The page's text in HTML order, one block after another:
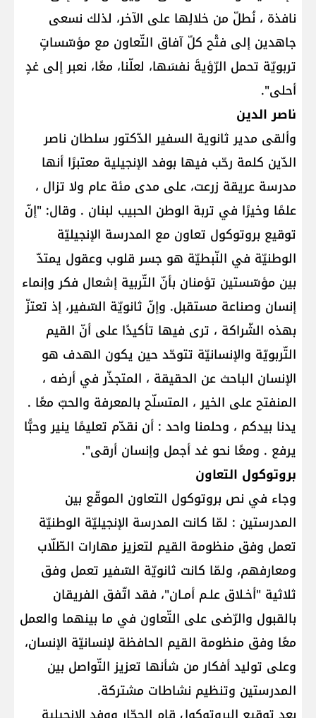
نافذة ، نُطلّ من خلالِها على الآخر، لذلك نسعى
جاهدين إلى فتْح كلّ آفاق التّعاون مع مؤسّساتٍ
تربويّة تحمل الرّؤيةَ نفسَها، لعلّنا، معًا، نعبر إلى غدٍ
أحلى".
ناصر الدين
وألقى مدير ثانوية السفير الدّكتور سلطان ناصر
الدّين كلمة رحّب فيها بوفد الإنجيلية معتبرًا أنها
مدرسة عريقة زرعت، على مدى مئة عام ولا تزال ،
علمًا وخيرًا في تربة الوطن الحبيب لبنان . وقال: "إنّ
توقيع بروتوكول تعاون مع المدرسة الإنجيليّة
الوطنيّة في النّبطيّة هو جسر قلوب وعقول يمتدّ
بين مؤسّستين تؤمنان بأنّ التّربية إشعال فكر وإنماء
إنسان وصناعة مستقبل. وإنّ ثانويّة السّفير، إذ تعتزّ
بهذه الشّراكة ، ترى فيها تأكيدًا على أنّ القيم
التّربويّة والإنسانيّة تتوحّد حين يكون الهدف هو
الإنسان الباحث عن الحقيقة ، المتجذّر في أرضه ،
المنفتح على الخير ، المتسلّح بالمعرفة والحبّ معًا .
يدنا بيدكم ، وحلمنا واحد : أن نقدّم تعليمًا ينير وحبًّا
يرفع . ومعًا نحو غد أجمل وإنسان أرقى".
بروتوكول التعاون
وجاء في نص بروتوكول التعاون الموقّع بين
المدرستين : لمّا كانت المدرسة الإنجيليّة الوطنيّة
تعمل وفق منظومة القيم لتعزيز مهارات الطّلّاب
ومعارفهم، ولمّا كانت ثانويّة السّفير تعمل وفق
ثلاثية "أخـلاق علـم أمـان"، فقد اتّفق الفريقان
بالقبول والرّضى على التّعاون في ما بينهما والعمل
معًا وفق منظومة القيم الحافظة لإنسانيّة الإنسان،
وعلى توليد أفكار من شأنها تعزيز التّواصل بين
المدرستين وتنظيم نشاطات مشتركة.